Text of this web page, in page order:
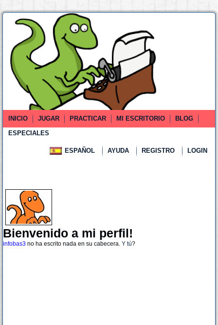
INICIO JUGAR PRACTICAR MI ESCRITORIO
BLOG
ESPECIALES
ESPAÑOL AYUDA REGISTRO LOGIN
Bienvenido a mi perfil!
infobas3 no ha escrito nada en su cabecera. Y tú?